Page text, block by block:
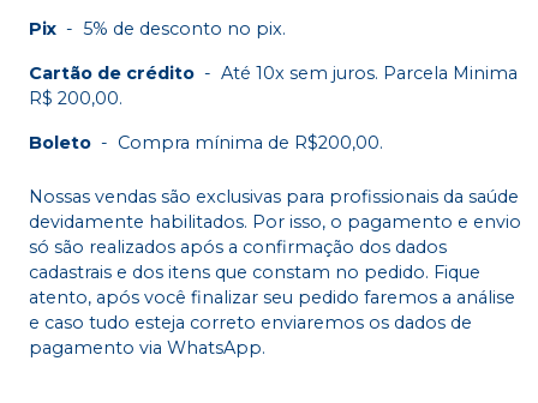
Pix - 5% de desconto no pix.
Cartão de crédito - Até 10x sem juros. Parcela Minima
R$ 200,00.
Boleto - Compra mínima de R$200,00.
Nossas vendas são exclusivas para profissionais da saúde
devidamente habilitados. Por isso, o pagamento e envio
só são realizados após a confirmação dos dados
cadastrais e dos itens que constam no pedido. Fique
atento, após você finalizar seu pedido faremos a análise
e caso tudo esteja correto enviaremos os dados de
pagamento via WhatsApp.